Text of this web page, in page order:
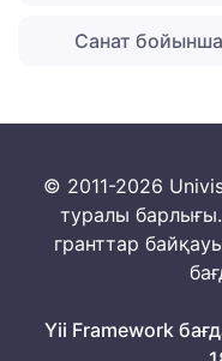
Санат бойынша
© 2011-2026
туралы
гранттар
Yii Framework